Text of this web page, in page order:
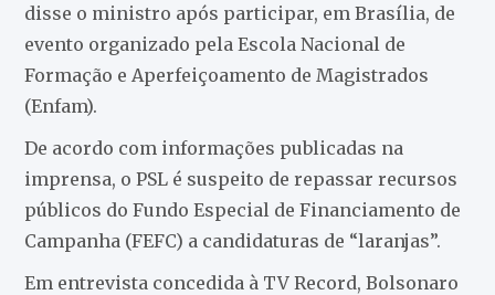
disse o ministro após participar, em Brasília, de
evento organizado pela Escola Nacional de
Formação e Aperfeiçoamento de Magistrados
(Enfam).
De acordo com informações publicadas na
imprensa, o PSL é suspeito de repassar recursos
públicos do Fundo Especial de Financiamento de
Campanha (FEFC) a candidaturas de “laranjas”.
Em entrevista concedida à TV Record, Bolsonaro